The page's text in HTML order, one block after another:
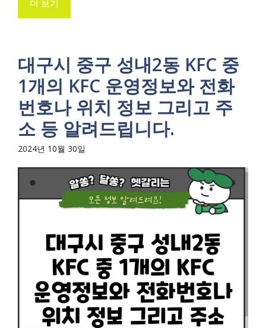
더 보기
대구시 중구 성내2동 KFC 중
1개의 KFC 운영정보와 전화
번호나 위치 정보 그리고 주
소 등 알려드립니다.
2024년 10월 30일